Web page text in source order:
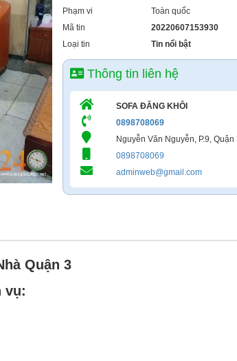
Phạm vi
Toàn quốc
Mã tin
20220607153930
Loại tin
Tin nổi bật
Thông tin liên hệ
SOFA ĐĂNG KHÔI
0898708069
Nguyễn Văn Nguyễn, P.9, Quận
0898708069
adminweb@gmail.com
Quận 3
vụ: